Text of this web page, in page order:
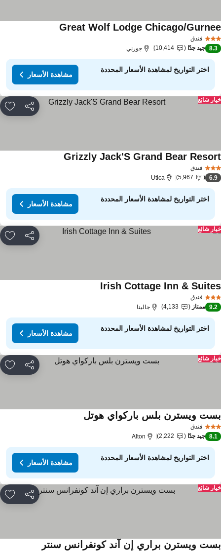
فندق
Great Wolf Lodge Chicago/
8.3 جيد جدًا 10,414 جورني
اختر التواريخ لمشاهدة الأسعار المحددة
مشاهدة الأسعار
مشاركة
شائع
فندق
Grizzly Jack'S Grand Bear
6.9
5,967
Utica
اختر التواريخ لمشاهدة الأسعار المحددة
مشاهدة الأسعار
مشاركة
شائع
فندق
Irish Cottage Inn &
9.2 ممتاز 4,133 جالينا
اختر التواريخ لمشاهدة الأسعار المحددة
مشاهدة الأسعار
مشاركة
شائع
فندق
ويسترن بلس باركواي هوتل
8.1 جيد جدًا 2,222
Alton
اختر التواريخ لمشاهدة الأسعار المحددة
مشاهدة الأسعار
مشاركة
شائع
ويسترن براري إن آند كونفرانس سنتر